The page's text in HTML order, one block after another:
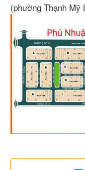
(phường Thạnh Mỹ